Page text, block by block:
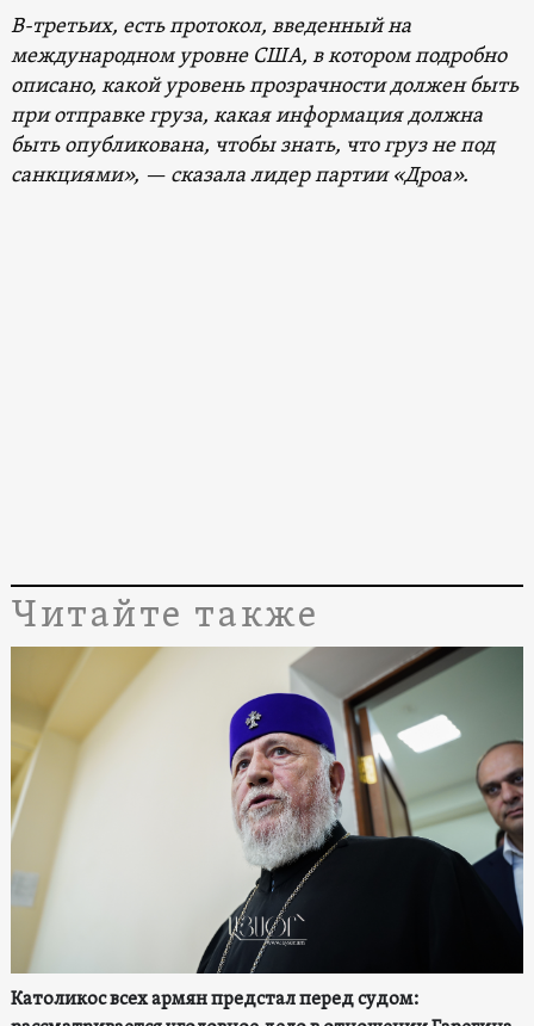
В-третьих, есть протокол, введенный на
международном уровне США, в котором подробно
описано, какой уровень прозрачности должен быть
при отправке груза, какая информация должна
быть опубликована, чтобы знать, что груз не под
санкциями», — сказала лидер партии «Дроа».
Читайте также
Католикос всех армян предстал перед судом: